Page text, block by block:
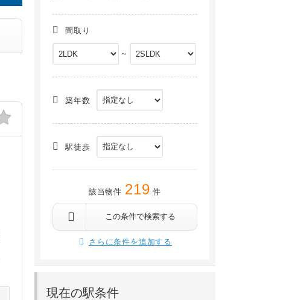
間取り
～
築年数
駅徒歩
該当物件 219 件
この条件で検索する
さらに条件を追加する
現在の駅条件